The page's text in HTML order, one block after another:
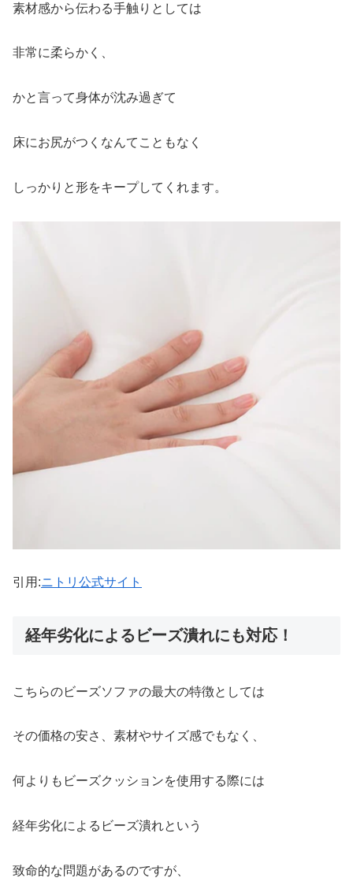
素材感から伝わる手触りとしては
非常に柔らかく、
かと言って身体が沈み過ぎて
床にお尻がつくなんてこともなく
しっかりと形をキープしてくれます。
引用:ニトリ公式サイト
経年劣化によるビーズ潰れにも対応！
こちらのビーズソファの最大の特徴としては
その価格の安さ、素材やサイズ感でもなく、
何よりもビーズクッションを使用する際には
経年劣化によるビーズ潰れという
致命的な問題があるのですが、